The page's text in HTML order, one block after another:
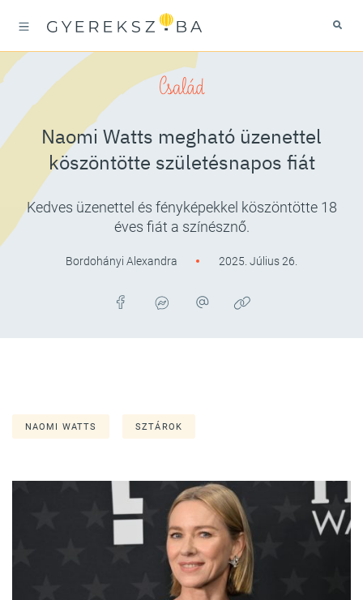
Család
Naomi Watts megható üzenettel
köszöntötte születésnapos fiát
Kedves üzenettel és fényképekkel köszöntötte 18
éves fiát a színésznő.
Bordohányi Alexandra 2025. Július 26.
NAOMI WATTS SZTÁROK